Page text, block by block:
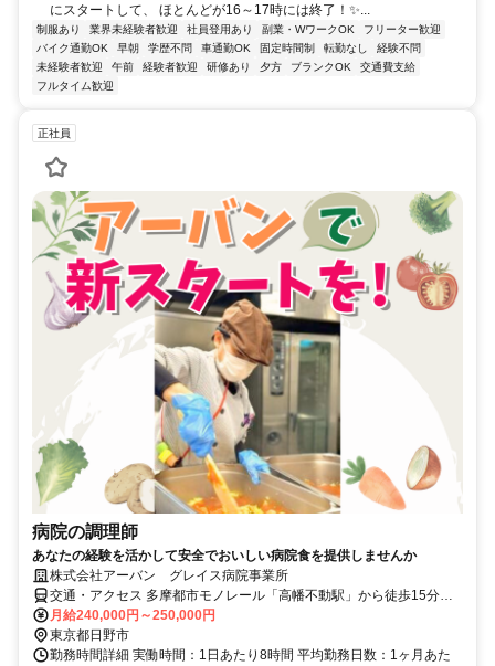
にスタートして、 ほとんどが16～17時には終了！✨...
制服あり 業界未経験者歓迎 社員登用あり 副業・WワークOK
フリーター歓迎
バイク通勤OK
早朝 学歴不問 車通勤OK 固定時間制 転勤なし
経験不問
未経験者歓迎
午前 経験者歓迎 研修あり 夕方 ブランクOK
交通費支給
フルタイム歓迎
正社員
病院の調理師
あなたの経験を活かして安全でおいしい病院食を提供しませんか
株式会社アーバン グレイス病院事業所
交通・アクセス 多摩都市モノレール「高幡不動駅」から徒歩15分
（同駅から送迎バス運行）
月給240,000円～250,000円
東京都日野市
勤務時間詳細 実働時間：1日あたり8時間 平均勤務日数：1ヶ月あた